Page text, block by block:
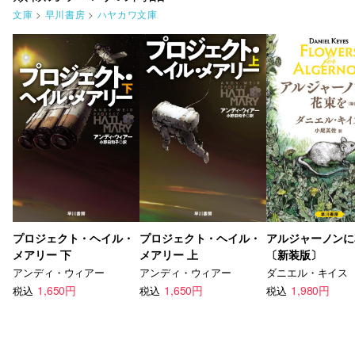
文庫 > 早川書房 > ハヤカワ文庫
プロジェクト・ヘイル・
メアリー 下
アンディ・ウィアー
税込 1,650円
プロジェクト・ヘイル・
メアリー 上
アンディ・ウィアー
税込 1,650円
アルジャーノン
〔新装版〕
ダニエル・キイス
税込 1,980円